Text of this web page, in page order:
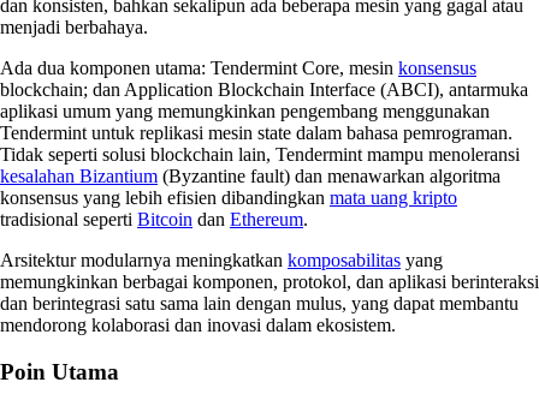
dan konsisten, bahkan sekalipun ada beberapa mesin yang gagal atau
menjadi berbahaya.
Ada dua komponen utama: Tendermint Core, mesin konsensus
blockchain; dan Application Blockchain Interface (ABCI), antarmuka
aplikasi umum yang memungkinkan pengembang menggunakan
Tendermint untuk replikasi mesin state dalam bahasa pemrograman.
Tidak seperti solusi blockchain lain, Tendermint mampu menoleransi
kesalahan Bizantium (Byzantine fault) dan menawarkan algoritma
konsensus yang lebih efisien dibandingkan mata uang kripto
tradisional seperti Bitcoin dan Ethereum.
Arsitektur modularnya meningkatkan komposabilitas yang
memungkinkan berbagai komponen, protokol, dan aplikasi berinteraksi
dan berintegrasi satu sama lain dengan mulus, yang dapat membantu
mendorong kolaborasi dan inovasi dalam ekosistem.
Poin Utama